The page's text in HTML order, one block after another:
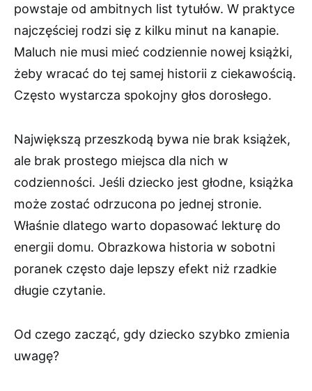
powstaje od ambitnych list tytułów. W praktyce
najczęściej rodzi się z kilku minut na kanapie.
Maluch nie musi mieć codziennie nowej książki,
żeby wracać do tej samej historii z ciekawością.
Często wystarcza spokojny głos dorosłego.
Największą przeszkodą bywa nie brak książek,
ale brak prostego miejsca dla nich w
codzienności. Jeśli dziecko jest głodne, książka
może zostać odrzucona po jednej stronie.
Właśnie dlatego warto dopasować lekturę do
energii domu. Obrazkowa historia w sobotni
poranek często daje lepszy efekt niż rzadkie
długie czytanie.
Od czego zacząć, gdy dziecko szybko zmienia
uwagę?